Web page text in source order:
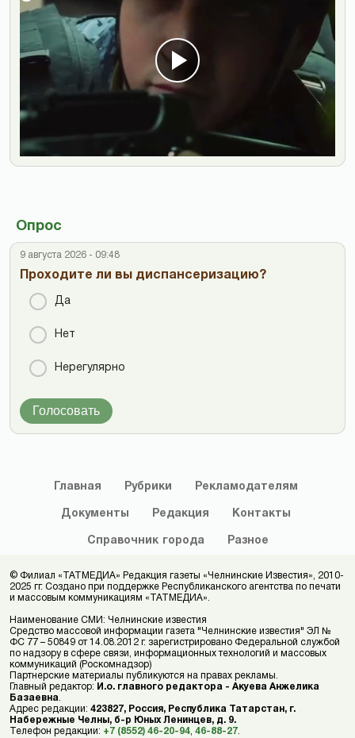
Опрос
9 августа 2026 - 09:48
Проходите ли вы диспансеризацию?
Да
Нет
Нерегулярно
Голосовать
Главная Рубрики Рекламодателям
Документы Редакция Контакты
Справочник города Разное
© Филиал «ТАТМЕДИА» Редакция газеты «Челнинские Известия», 2010-
2025 гг. Создано при поддержке Республиканского агентства по печати
и массовым коммуникациям «ТАТМЕДИА».
Наименование СМИ: Челнинские известия
Средство массовой информации газета "Челнинские известия" ЭЛ №
ФС 77 – 50849 от 14.08.2012 г. зарегистрировано Федеральной службой
по надзору в сфере связи, информационных технологий и массовых
коммуникаций (Роскомнадзор)
Партнерские материалы публикуются на правах рекламы.
Главный редактор: И.о. главного редактора - Акуева Анжелика
Базаевна
Адрес редакции: 423827, Россия, Республика Татарстан, г.
Набережные Челны, б-р Юных Ленинцев, д. 9.
Телефон редакции: +7 (8552) 46-20-94 46-88-27